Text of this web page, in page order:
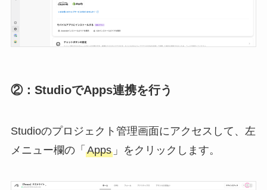
②：StudioでApps連携を行う
Studioのプロジェクト管理画面にアクセスして、左
メニュー欄の「 Apps」をクリックします。